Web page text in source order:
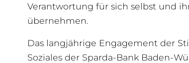
Verantwortung für sich selbst und
übernehmen.
Das langjährige Engagement der
Soziales der Sparda-Bank Baden-